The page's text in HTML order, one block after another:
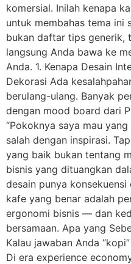
komersial. Inilah kenapa
untuk membahas tema
bukan daftar tips generik,
langsung Anda bawa ke
Anda. 1. Kenapa Desain
Dekorasi Ada
berulang-ulang. Banyak
dengan mood board dari
“Pokoknya saya mau
salah dengan inspirasi.
yang baik bukan tentang
bisnis yang dituangkan
desain punya
kafe yang benar adalah
ergonomi bisnis — dan
bersamaan. Apa yang
Kalau jawaban Anda
Di era experience